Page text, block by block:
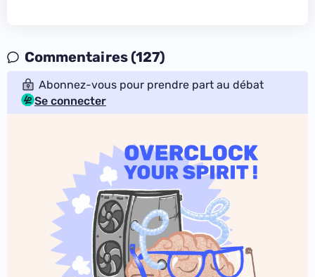
Commentaires (127)
Abonnez-vous pour prendre part au débat
Se connecter